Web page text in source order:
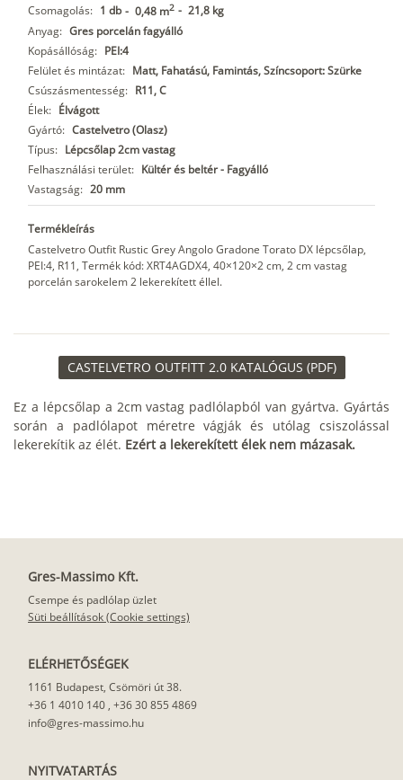
Csomagolás: 1 db - 0,48 m2 - 21,8 kg
Anyag: Gres porcelán fagyálló
Kopásállóság: PEI:4
Felület és mintázat: Matt, Fahatású, Famintás, Színcsoport: Szürke
Csúszásmentesség: R11, C
Élek: Élvágott
Gyártó: Castelvetro (Olasz)
Típus: Lépcsőlap 2cm vastag
Felhasználási terület: Kültér és beltér - Fagyálló
Vastagság: 20 mm
Termékleírás
Castelvetro Outfit Rustic Grey Angolo Gradone Torato DX lépcsőlap,
PEI:4, R11, Termék kód: XRT4AGDX4, 40×120×2 cm, 2 cm vastag
porcelán sarokelem 2 lekerekített éllel.
CASTELVETRO OUTFITT 2.0 KATALÓGUS (PDF)
Ez a lépcsőlap a 2cm vastag padlólapból van gyártva. Gyártás
során a padlólapot méretre vágják és utólag csiszolással
lekerekítik az élét. Ezért a lekerekített élek nem mázasak.
Gres-Massimo Kft.
Csempe és padlólap üzlet
Süti beállítások (Cookie settings)
ELÉRHETŐSÉGEK
1161 Budapest, Csömöri út 38.
+36 1 4010 140 , +36 30 855 4869
info@gres-massimo.hu
NYITVATARTÁS